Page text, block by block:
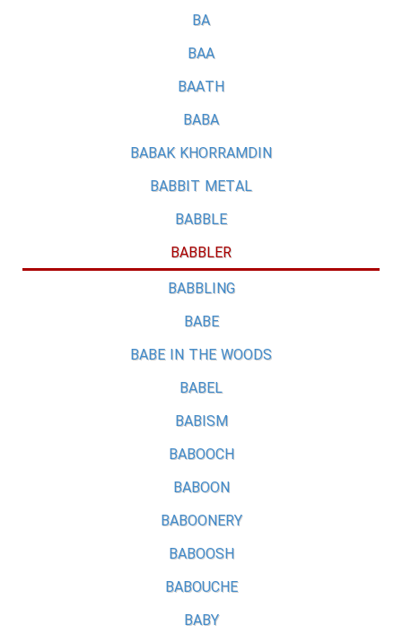
BA
BAA
BAATH
BABA
BABAK KHORRAMDIN
BABBIT METAL
BABBLE
BABBLER
BABBLING
BABE
BABE IN THE WOODS
BABEL
BABISM
BABOOCH
BABOON
BABOONERY
BABOOSH
BABOUCHE
BABY